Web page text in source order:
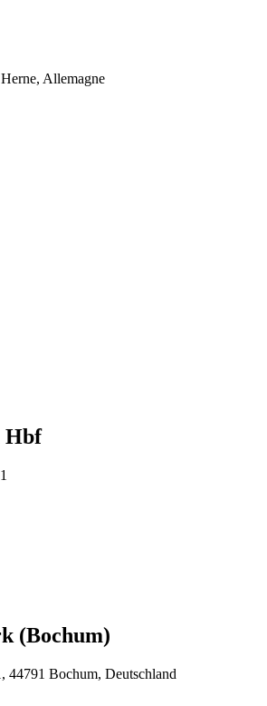
Allemagne
Hbf
(Bochum)
44791 Bochum, Deutschland